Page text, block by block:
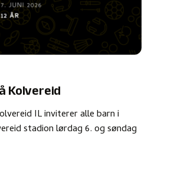
Kolvereid
IL inviterer alle barn i
stadion lørdag 6. og søndag